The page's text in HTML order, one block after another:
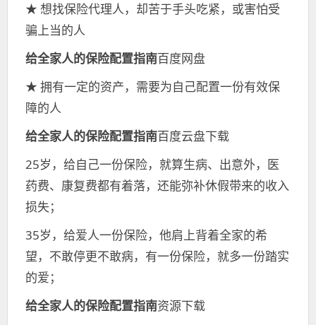
★ 想找保险代理人，却苦于手头吃紧，或害怕受
骗上当的人
给全家人的保险配置指南百度网盘
★ 拥有一定的资产，需要为自己配置一份有效保
障的人
给全家人的保险配置指南百度云盘下载
25岁，给自己一份保险，就算生病、出意外，医
药费、康复费都有着落，还能弥补休假带来的收入
损失；
35岁，给爱人一份保险，他肩上背着全家的希
望，不敢停更不敢病，有一份保险，就多一份踏实
的爱；
给全家人的保险配置指南资源下载